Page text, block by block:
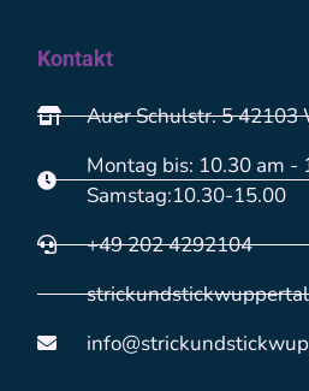
Kontakt
Auer Schulstr. 5 42103
Montag bis: 10.30 am -
Samstag:10.30-15.00
+49 202 4292104